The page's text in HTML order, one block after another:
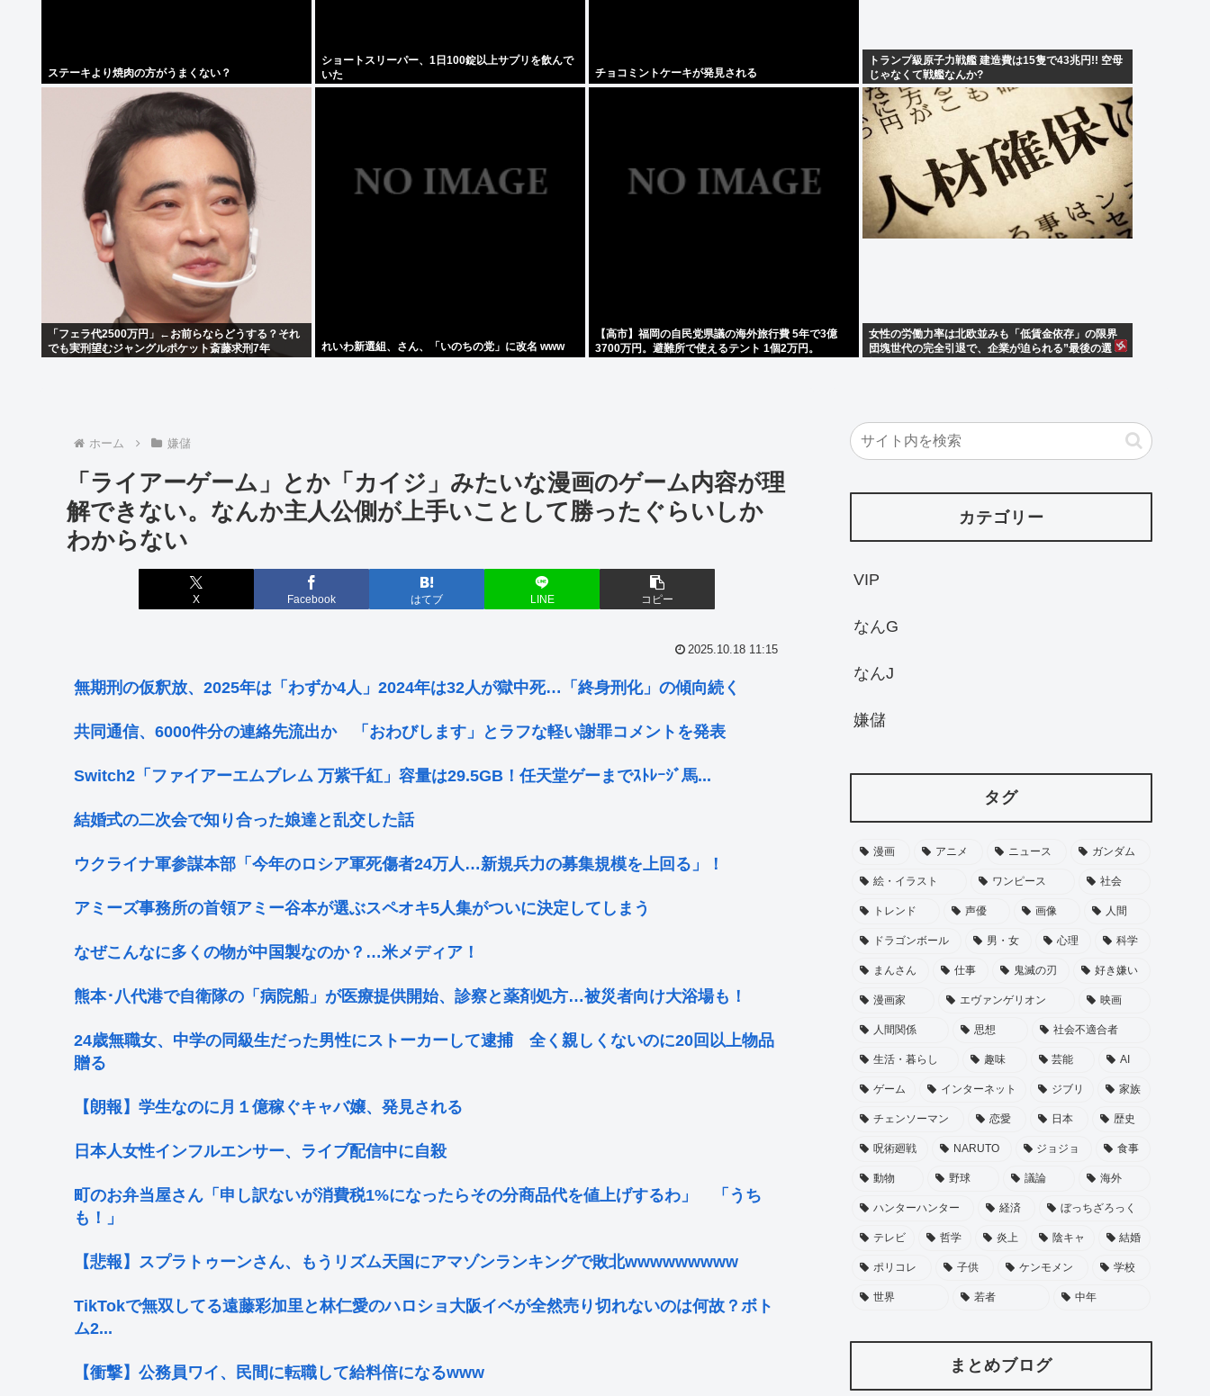
ステーキより焼肉の方がうまくない？
ショートスリーパー、1日100錠以上サプリを飲んで
いた
チョコミントケーキが発見される
トランプ級原子力戦艦 建造費は15隻で43兆円!! 空母
じゃなくて戦艦なんか?
「フェラ代2500万円」←お前らならどうする？それ
でも実刑望むジャングルポケット斎藤求刑7年
れいわ新選組、さん、「いのちの党」に改名 www
【高市】福岡の自民党県議の海外旅行費 5年で3億
3700万円。避難所で使えるテント 1個2万円。
女性の労働力率は北欧並みも「低賃金依存」の限界
団塊世代の完全引退で、企業が迫られる”最後の選
ホーム 嫌儲
「ライアーゲーム」とか「カイジ」みたいな漫画のゲーム内容が理
解できない。なんか主人公側が上手いことして勝ったぐらいしか
わからない
X Facebook はてブ LINE コピー
2025.10.18 11:15
無期刑の仮釈放、2025年は「わずか4人」2024年は32人が獄中死…「終身刑化」の傾向続く
共同通信、6000件分の連絡先流出か 「おわびします」とラフな軽い謝罪コメントを発表
Switch2「ファイアーエムブレム 万紫千紅」容量は29.5GB！任天堂ゲーまでｽﾄﾚｰｼﾞ馬...
結婚式の二次会で知り合った娘達と乱交した話
ウクライナ軍参謀本部「今年のロシア軍死傷者24万人…新規兵力の募集規模を上回る」！
アミーズ事務所の首領アミー谷本が選ぶスペオキ5人集がついに決定してしまう
なぜこんなに多くの物が中国製なのか？…米メディア！
熊本･八代港で自衛隊の「病院船」が医療提供開始、診察と薬剤処方…被災者向け大浴場も！
24歳無職女、中学の同級生だった男性にストーカーして逮捕 全く親しくないのに20回以上物品
贈る
【朗報】学生なのに月１億稼ぐキャバ嬢、発見される
日本人女性インフルエンサー、ライブ配信中に自殺
町のお弁当屋さん「申し訳ないが消費税1%になったらその分商品代を値上げするわ」 「うち
も！」
【悲報】スプラトゥーンさん、もうリズム天国にアマゾンランキングで敗北wwwwwwwww
TikTokで無双してる遠藤彩加里と林仁愛のハロショ大阪イベが全然売り切れないのは何故？ボト
ム2...
【衝撃】公務員ワイ、民間に転職して給料倍になるwww
カテゴリー
VIP
なんG
なんJ
嫌儲
タグ
漫画 アニメ ニュース ガンダム
絵・イラスト ワンピース 社会
トレンド 声優 画像 人間
ドラゴンボール 男・女 心理 科学
まんさん 仕事 鬼滅の刃 好き嫌い
漫画家 エヴァンゲリオン 映画
人間関係 思想 社会不適合者
生活・暮らし 趣味 芸能 AI
ゲーム インターネット ジブリ 家族
チェンソーマン 恋愛 日本 歴史
呪術廻戦 NARUTO ジョジョ 食事
動物 野球 議論 海外
ハンターハンター 経済 ぼっちざろっく
テレビ 哲学 炎上 陰キャ 結婚
ポリコレ 子供 ケンモメン 学校
世界 若者 中年
まとめブログ